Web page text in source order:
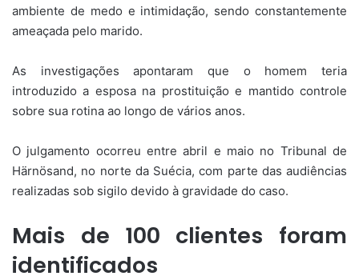
ambiente de medo e intimidação, sendo constantemente
ameaçada pelo marido.
As investigações apontaram que o homem teria
introduzido a esposa na prostituição e mantido controle
sobre sua rotina ao longo de vários anos.
O julgamento ocorreu entre abril e maio no Tribunal de
Härnösand, no norte da Suécia, com parte das audiências
realizadas sob sigilo devido à gravidade do caso.
Mais de 100 clientes foram
identificados